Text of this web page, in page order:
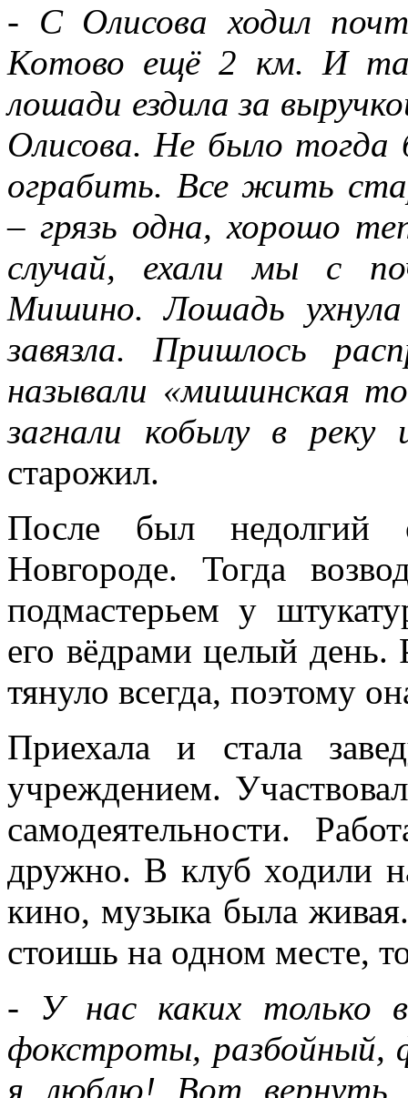
- С Олисова ходил
Котово ещё 2 км. И
лошади ездила за
Олисова. Не было тогда
ограбить. Все жить
– грязь одна, хорошо
случай, ехали мы с
Мишино. Лошадь
завязла. Пришлось
называли «мишинская
загнали кобылу в
старожил.
После был недолгий
Новгороде. Тогда
подмастерьем у
его вёдрами целый день.
тянуло всегда, поэтому
Приехала и стала
учреждением.
самодеятельности.
дружно. В клуб ходили
кино, музыка была
стоишь на одном месте,
- У нас каких только
фокстроты, разбойный,
я люблю! Вот